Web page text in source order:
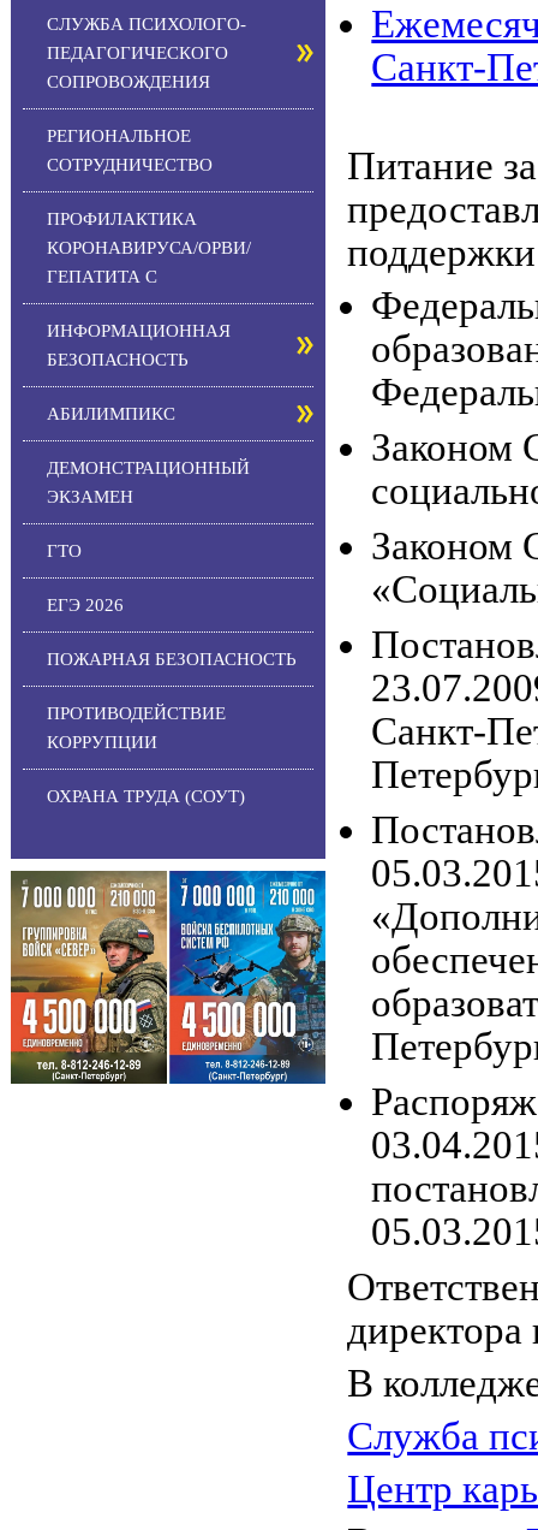
СЛУЖБА ПСИХОЛОГО-
ПЕДАГОГИЧЕСКОГО
СОПРОВОЖДЕНИЯ
РЕГИОНАЛЬНОЕ
СОТРУДНИЧЕСТВО
ПРОФИЛАКТИКА
КОРОНАВИРУСА/ОРВИ/
ГЕПАТИТА С
ИНФОРМАЦИОННАЯ
БЕЗОПАСНОСТЬ
АБИЛИМПИКС
ДЕМОНСТРАЦИОННЫЙ
ЭКЗАМЕН
ГТО
ЕГЭ 2026
ПОЖАРНАЯ БЕЗОПАСНОСТЬ
ПРОТИВОДЕЙСТВИЕ
КОРРУПЦИИ
ОХРАНА ТРУДА (СОУТ)
Санкт-
Питание
Законом
Законом
Санкт-
В
Служба
Центр